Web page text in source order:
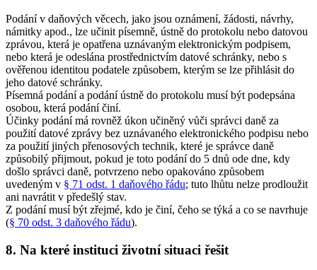
Podání v daňových věcech, jako jsou oznámení, žádosti, návrhy,
námitky apod., lze učinit písemně, ústně do protokolu nebo datovou
zprávou, která je opatřena uznávaným elektronickým podpisem,
nebo která je odeslána prostřednictvím datové schránky, nebo s
ověřenou identitou podatele způsobem, kterým se lze přihlásit do
jeho datové schránky.
Písemná podání a podání ústně do protokolu musí být podepsána
osobou, která podání činí.
Účinky podání má rovněž úkon učiněný vůči správci daně za
použití datové zprávy bez uznávaného elektronického podpisu nebo
za použití jiných přenosových technik, které je správce daně
způsobilý přijmout, pokud je toto podání do 5 dnů ode dne, kdy
došlo správci daně, potvrzeno nebo opakováno způsobem
uvedeným v § 71 odst. 1 daňového řádu; tuto lhůtu nelze prodloužit
ani navrátit v předešlý stav.
Z podání musí být zřejmé, kdo je činí, čeho se týká a co se navrhuje
(§ 70 odst. 3 daňového řádu).
8. Na které instituci životní situaci řešit